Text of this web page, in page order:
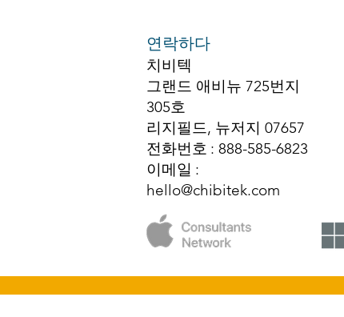
연락하다
치비텍
그랜드 애비뉴 725번지
305호
리지필드, 뉴저지 07657
전화번호 : 888-585-6823
이메일 :
hello@chibitek.com